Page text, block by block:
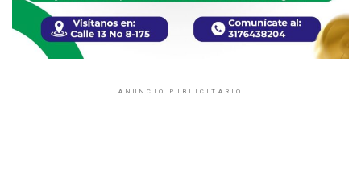
ANUNCIO PUBLICITARIO